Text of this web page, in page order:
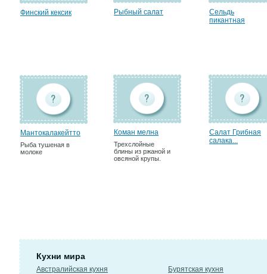
Финский кексик Рыбный салат
Сельдь
пикантная
Мантокалакейтто
Рыба тушеная в
молоке
Коман мелна
Трехслойные
блины из ржаной и
овсяной крупы.
Салат Грибная
салака...
Кухни мира
Австралийская кухня
Бурятская кухня